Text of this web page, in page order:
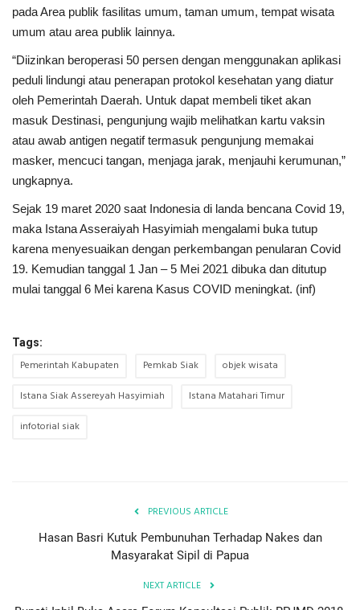
pada Area publik fasilitas umum, taman umum, tempat wisata
umum atau area publik lainnya.
“Diizinkan beroperasi 50 persen dengan menggunakan aplikasi
peduli lindungi atau penerapan protokol kesehatan yang diatur
oleh Pemerintah Daerah. Untuk dapat membeli tiket akan
masuk Destinasi, pengunjung wajib melihatkan kartu vaksin
atau awab antigen negatif termasuk pengunjung memakai
masker, mencuci tangan, menjaga jarak, menjauhi kerumunan,”
ungkapnya.
Sejak 19 maret 2020 saat Indonesia di landa bencana Covid 19,
maka Istana Asseraiyah Hasyimiah mengalami buka tutup
karena menyesuaikan dengan perkembangan penularan Covid
19. Kemudian tanggal 1 Jan – 5 Mei 2021 dibuka dan ditutup
mulai tanggal 6 Mei karena Kasus COVID meningkat. (inf)
Tags:
Pemerintah Kabupaten Pemkab Siak
objek wisata
Istana Siak Assereyah Hasyimiah
Istana Matahari Timur
infotorial siak
PREVIOUS ARTICLE
Hasan Basri Kutuk Pembunuhan Terhadap Nakes dan
Masyarakat Sipil di Papua
NEXT ARTICLE